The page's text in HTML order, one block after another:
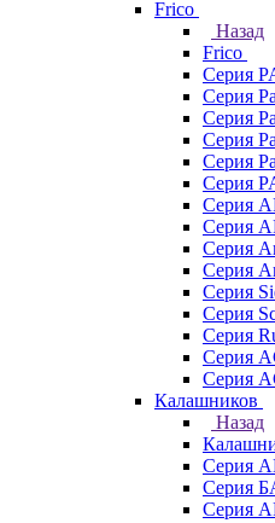
Frico
Назад
Frico
Серия
Серия
Серия
Серия
Серия
Серия
Серия
Серия
Серия
Серия
Серия
Серия
Серия
Серия
Серия
Калашников
Назад
Серия
Серия
Серия